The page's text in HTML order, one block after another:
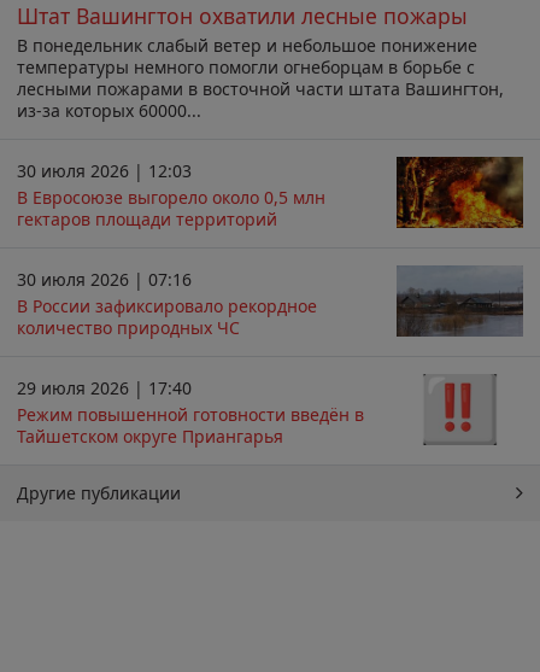
Штат Вашингтон охватили лесные пожары
В понедельник слабый ветер и небольшое понижение
температуры немного помогли огнеборцам в борьбе с
лесными пожарами в восточной части штата Вашингтон,
из-за которых 60000...
30 июля 2026 | 12:03
В Евросоюзе выгорело около 0,5 млн
гектаров площади территорий
30 июля 2026 | 07:16
В России зафиксировало рекордное
количество природных ЧС
29 июля 2026 | 17:40
Режим повышенной готовности введён в
Тайшетском округе Приангарья
Другие публикации